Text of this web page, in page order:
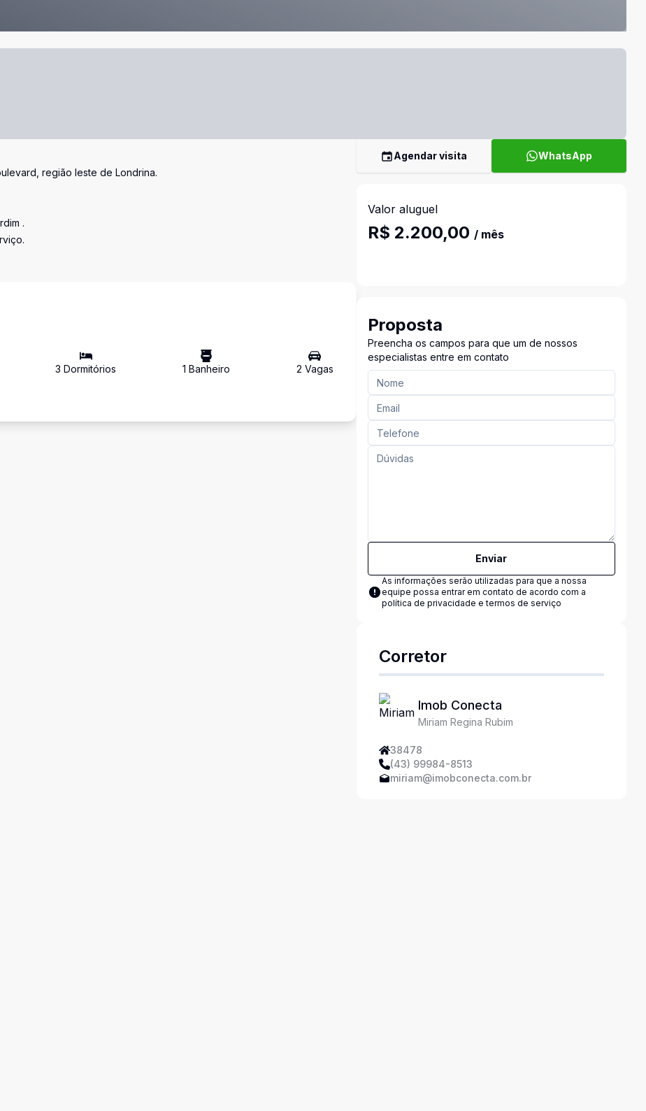
região leste de Londrina.
.
3 Dormitórios 1 Banheiro 2 Vagas
Agendar visita WhatsApp
Valor aluguel
R$ 2.200,00 / mês
Proposta
Preencha os campos para que um de nossos
especialistas entre em contato
Enviar
As informações serão utilizadas para que a nossa
equipe possa entrar em contato de acordo com a
política de privacidade e termos de serviço
Corretor
Imob Conecta
Miriam Regina Rubim
38478
(43) 99984-8513
miriam@imobconecta.com.br